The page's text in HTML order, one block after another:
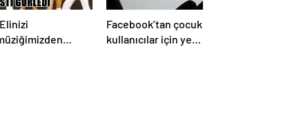
müziğimizden
Facebook’tan çocuk
kullanıcılar için yeni
önlem